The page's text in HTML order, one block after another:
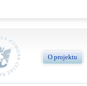
O projektu